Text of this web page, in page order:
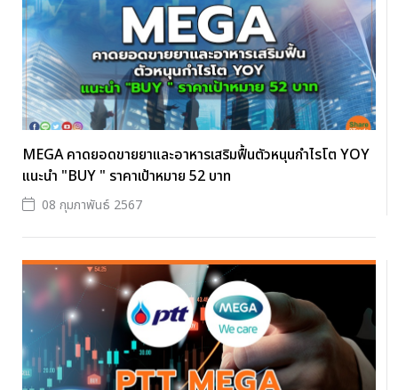
MEGA คาดยอดขายยาและอาหารเสริมฟื้นตัวหนุนกำไรโต YOY
แนะนำ "BUY " ราคาเป้าหมาย 52 บาท
08 กุมภาพันธ์ 2567